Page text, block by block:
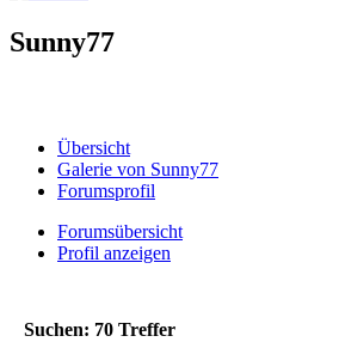
Sunny77
Übersicht
Galerie von Sunny77
Forumsprofil
Forumsübersicht
Profil anzeigen
Suchen: 70 Treffer